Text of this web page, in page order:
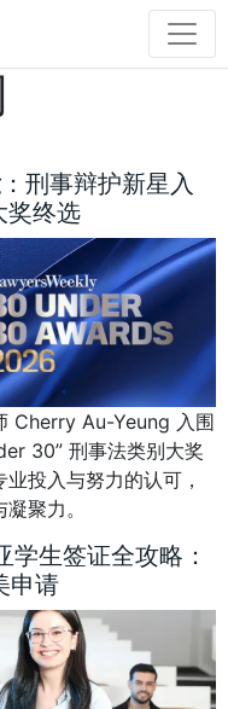
刑事辩护新星入
奖终选
Cherry Au-Yeung 入围
30” 刑事法类别大奖
投入与努力的认可，
聚力。
学生签证全攻略：
申请